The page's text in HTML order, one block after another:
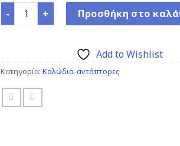
Καλώδιο Τηλεφώνου RJ10 4P4C, Spiral,
Προσθήκη στο
Add to Wishlist
Κατηγορία: Καλώδια-αντάπτορες